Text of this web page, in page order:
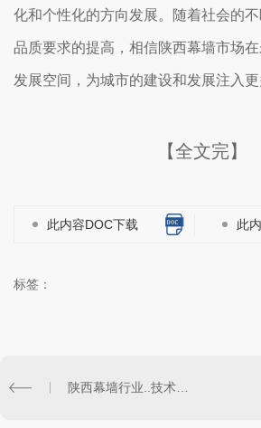
化和个性化的方向发展。随着社会的
品质要求的提高，相信陕西幕墙市场
发展空间，为城市的建设和发展注入更
【全文完】
此内容DOC下载 此
标签：